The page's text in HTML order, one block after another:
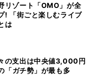
リゾート「OMO」が全
! 「街ごと楽しむライブ
は
の支出は中央値3,000円
「ガチ勢」が最も多